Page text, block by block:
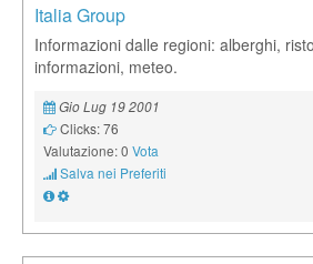
Italia Group
Informazioni dalle regioni: alberghi,
informazioni, meteo.
Gio Lug 19 2001
Clicks: 76
Valutazione: 0 Vota
Salva nei Preferiti